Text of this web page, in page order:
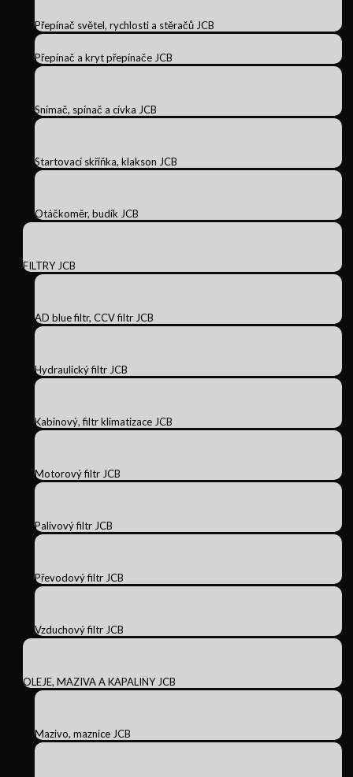
Přepínač světel, rychlosti a stěračů JCB
Přepínač a kryt přepínače JCB
Snímač, spínač a cívka JCB
Startovací skříňka, klakson JCB
Otáčkoměr, budík JCB
FILTRY JCB
AD blue filtr, CCV filtr JCB
Hydraulický filtr JCB
Kabinový, filtr klimatizace JCB
Motorový filtr JCB
Palivový filtr JCB
Převodový filtr JCB
Vzduchový filtr JCB
OLEJE, MAZIVA A KAPALINY JCB
Mazivo, maznice JCB